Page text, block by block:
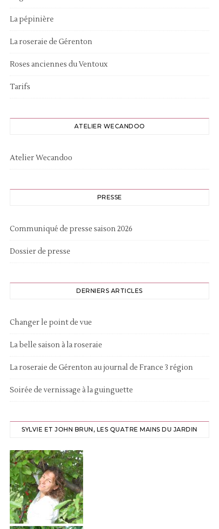
La pépinière
La roseraie de Gérenton
Roses anciennes du Ventoux
Tarifs
ATELIER WECANDOO
Atelier Wecandoo
PRESSE
Communiqué de presse saison 2026
Dossier de presse
DERNIERS ARTICLES
Changer le point de vue
La belle saison à la roseraie
La roseraie de Gérenton au journal de France 3 région
Soirée de vernissage à la guinguette
SYLVIE ET JOHN BRUN, LES QUATRE MAINS DU JARDIN